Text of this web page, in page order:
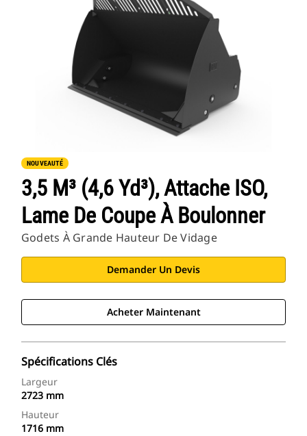
NOUVEAUTÉ
3,5 M³ (4,6 Yd³), Attache ISO,
Lame De Coupe À Boulonner
Godets À Grande Hauteur De Vidage
Demander Un Devis
Acheter Maintenant
Spécifications Clés
Largeur
2723 mm
Hauteur
1716 mm